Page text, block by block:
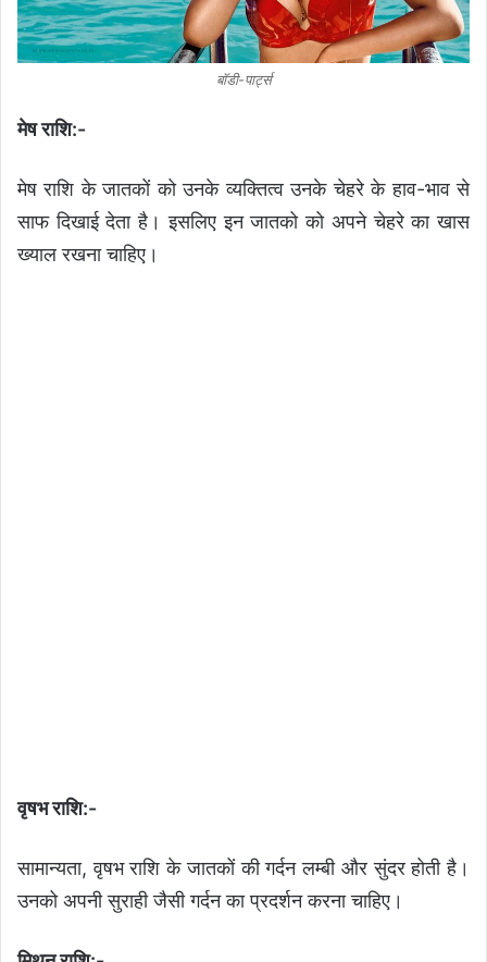
बॉडी-पार्ट्स
मेष राशि:-
मेष राशि के जातकों को उनके व्यक्तित्व उनके चेहरे के हाव-भाव से
साफ दिखाई देता है। इसलिए इन जातको को अपने चेहरे का खास
ख्याल रखना चाहिए।
वृषभ राशि:-
सामान्यता, वृषभ राशि के जातकों की गर्दन लम्बी और सुंदर होती है।
उनको अपनी सुराही जैसी गर्दन का प्रदर्शन करना चाहिए।